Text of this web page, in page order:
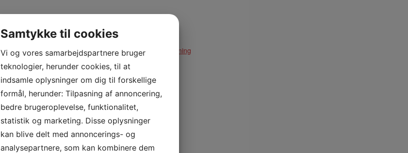
STED
Hallen
Nejrupvej 2, 7620
Lemvig
Lemvig, 7620 Danmark
+ Google Maps
Telefon:
29638527
ARRANGØR
Klinkby Idrætsforening
Samtykke til cookies
Vi og vores samarbejdspartnere bruger
teknologier, herunder cookies, til at
indsamle oplysninger om dig til forskellige
formål, herunder: Tilpasning af annoncering,
bedre brugeroplevelse, funktionalitet,
statistik og marketing. Disse oplysninger
kan blive delt med annoncerings- og
analysepartnere, som kan kombinere dem